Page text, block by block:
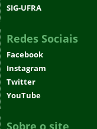
SIG-UFRA
Redes Sociais
Facebook
Instagram
Twitter
YouTube
Sobre o site